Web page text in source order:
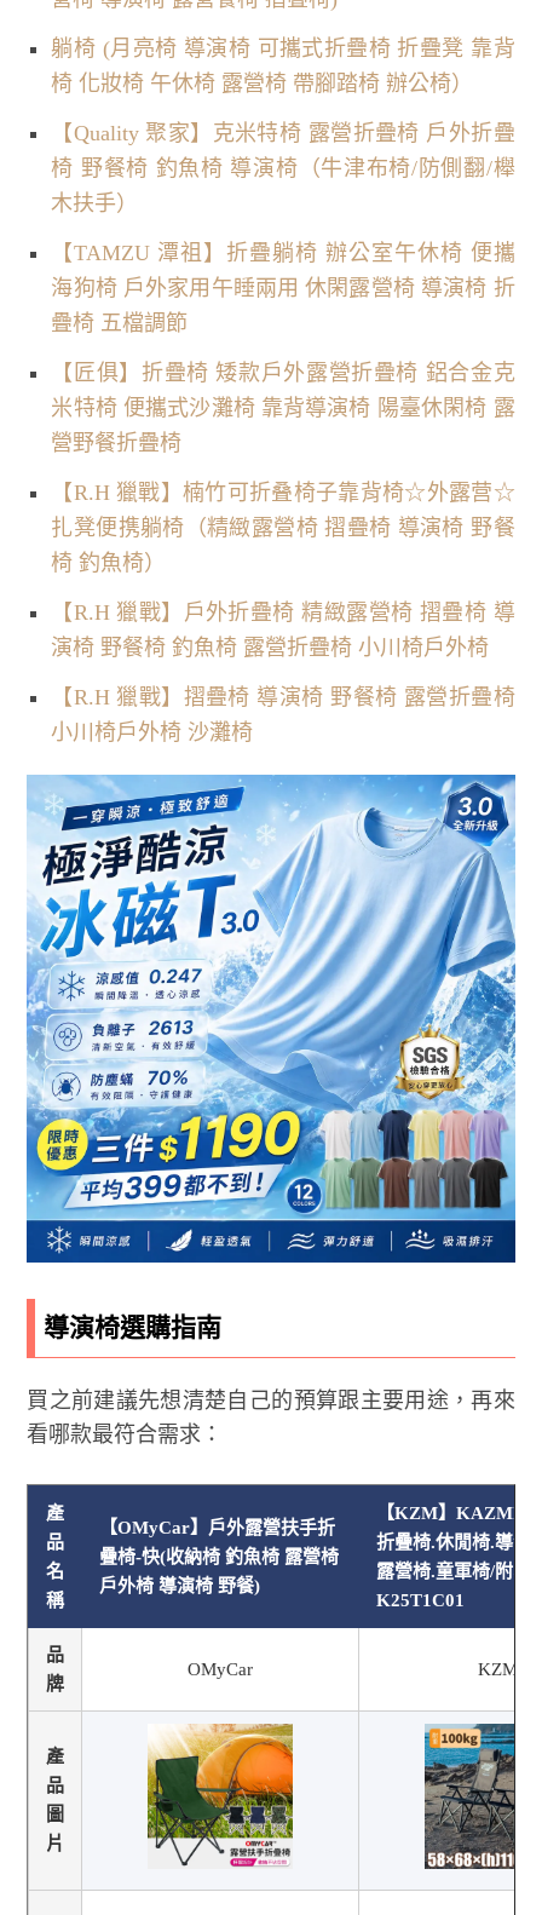
躺椅 (月亮椅 導演椅 可攜式折疊椅 折疊凳 靠背
椅 化妝椅 午休椅 露營椅 帶腳踏椅 辦公椅）
【Quality 聚家】克米特椅 露營折疊椅 戶外折疊
椅 野餐椅 釣魚椅 導演椅（牛津布椅/防側翻/櫸
木扶手）
【TAMZU 潭祖】折疊躺椅 辦公室午休椅 便攜
海狗椅 戶外家用午睡兩用 休閑露營椅 導演椅 折
疊椅 五檔調節
【匠俱】折疊椅 矮款戶外露營折疊椅 鋁合金克
米特椅 便攜式沙灘椅 靠背導演椅 陽臺休閑椅 露
營野餐折疊椅
【R.H 獵戰】楠竹可折叠椅子靠背椅☆外露营☆
扎凳便携躺椅（精緻露營椅 摺疊椅 導演椅 野餐
椅 釣魚椅）
【R.H 獵戰】戶外折疊椅 精緻露營椅 摺疊椅 導
演椅 野餐椅 釣魚椅 露營折疊椅 小川椅戶外椅
【R.H 獵戰】摺疊椅 導演椅 野餐椅 露營折疊椅
小川椅戶外椅 沙灘椅
導演椅選購指南
買之前建議先想清楚自己的預算跟主要用途，再來
看哪款最符合需求：
產
品
名
稱
【OMyCar】戶外露營扶手折
疊椅-快(收納椅 釣魚椅 露營椅
戶外椅 導演椅 野餐)
【KZM】KAZMI
折疊椅.休閒椅.導演
露營椅.童軍椅/附收
K25T1C01
品
牌
OMyCar KZM
產
品
圖
片